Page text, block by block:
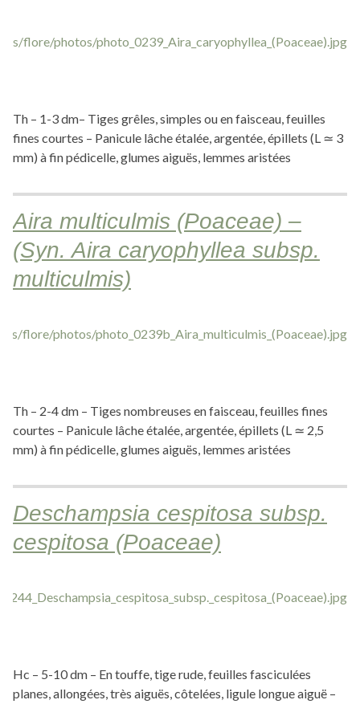
Th – 1-3 dm– Tiges grêles, simples ou en faisceau, feuilles
fines courtes – Panicule lâche étalée, argentée, épillets (L ≃ 3
mm) à fin pédicelle, glumes aiguës, lemmes aristées
Aira multiculmis (Poaceae) –
(Syn. Aira caryophyllea subsp.
multiculmis)
Th – 2-4 dm – Tiges nombreuses en faisceau, feuilles fines
courtes – Panicule lâche étalée, argentée, épillets (L ≃ 2,5
mm) à fin pédicelle, glumes aiguës, lemmes aristées
Deschampsia cespitosa subsp.
cespitosa (Poaceae)
Hc – 5-10 dm – En touffe, tige rude, feuilles fasciculées
planes, allongées, très aiguës, côtelées, ligule longue aiguë –